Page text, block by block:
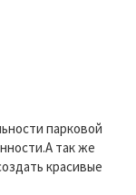
парковой
так же
красивые